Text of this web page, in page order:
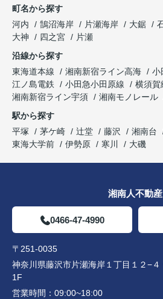
町名から探す
河内
鵠沼海岸 片瀬海岸 大鋸
大神
四之宮
片瀬
沿線から探す
東海道本線
湘南新宿ライン高海 小
江ノ島電鉄
小田急小田原線
横須賀
湘南新宿ライン宇須
湘南モノレール
駅から探す
平塚
茅ケ崎 辻堂 藤沢 湘南台
東海大学前
伊勢原 寒川 大磯
湘南人不動産
0466-47-4990
〒251-0035
神奈川県藤沢市片瀬海岸１丁目１２−
1F
営業時間： 09:00~18:00